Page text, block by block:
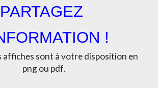
PARTAGEZ
!
affiches sont à votre disposition en
png ou pdf.